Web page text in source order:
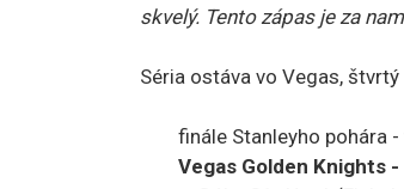
skvelý. Tento zápas je za
Séria ostáva vo Vegas,
finále Stanleyho pohára -
Vegas Golden Knights -